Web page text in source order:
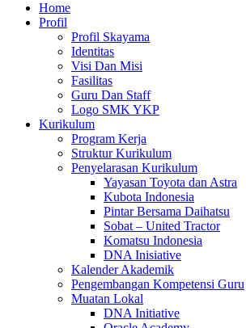
Home
Profil
Profil Skayama
Identitas
Visi Dan Misi
Fasilitas
Guru Dan Staff
Logo SMK YKP
Kurikulum
Program Kerja
Struktur Kurikulum
Penyelarasan Kurikulum
Yayasan Toyota dan Astra
Kubota Indonesia
Pintar Bersama Daihatsu
Sobat – United Tractor
Komatsu Indonesia
DNA Inisiative
Kalender Akademik
Pengembangan Kompetensi Guru
Muatan Lokal
DNA Initiative